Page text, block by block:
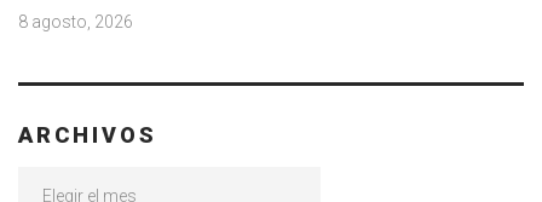
8 agosto, 2026
ARCHIVOS